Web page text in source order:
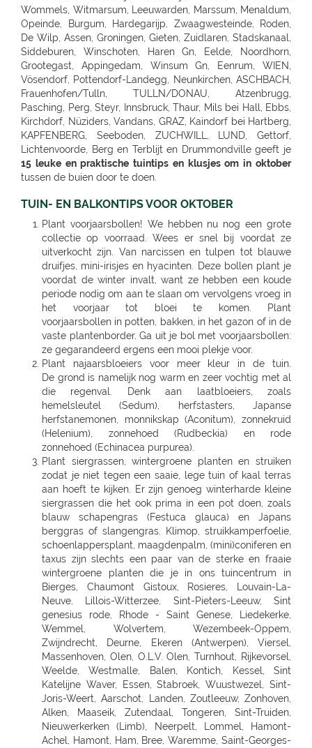
15 leuke en praktische tuintips en klusjes om in oktober
tussen de buien door te doen.
TUIN- EN BALKONTIPS VOOR OKTOBER
Plant voorjaarsbollen! We hebben nu nog een grote
collectie op voorraad. Wees er snel bij voordat ze
uitverkocht zijn. Van narcissen en tulpen tot blauwe
druifjes, mini-irisjes en hyacinten. Deze bollen plant je
voordat de winter invalt, want ze hebben een koude
periode nodig om aan te slaan om vervolgens vroeg in
het voorjaar tot bloei te komen. Plant
voorjaarsbollen in potten, bakken, in het gazon of in de
vaste plantenborder. Ga uit je bol met voorjaarsbollen:
ze gegarandeerd ergens een mooi plekje voor.
Plant najaarsbloeiers voor meer kleur in de tuin.
De grond is namelijk nog warm en zeer vochtig met al
die regenval. Denk aan laatbloeiers, zoals
hemelsleutel (Sedum), herfstasters, Japanse
herfstanemonen, monnikskap (Aconitum), zonnekruid
(Helenium), zonnehoed (Rudbeckia) en rode
zonnehoed (Echinacea purpurea).
Plant siergrassen, wintergroene planten en struiken zodat je niet tegen een saaie, lege tuin of kaal terras aan hoeft te kijken. Er zijn genoeg winterharde kleine siergrassen die het ook prima in een pot doen, zoals blauw schapengras (Festuca glauca) en Japans berggras of slangengras. Klimop, struikkamperfoelie, schoenlappersplant, maagdenpalm, (mini)coniferen en taxus zijn slechts een paar van de sterke en fraaie wintergroene planten die je in ons tuincentrum in Bierges, Chaumont Gistoux, Rosieres, Louvain-La-Neuve, Lillois-Witterzee, Sint-Pieters-Leeuw, Sint genesius rode, Rhode - Saint Genese, Liedekerke, Wemmel, Wolvertem, Wezembeek-Oppem, Zwijndrecht, Deurne, Ekeren (Antwerpen), Viersel, Massenhoven, Olen, O.L.V. Olen, Turnhout, Rijkevorsel, Weelde, Westmalle, Balen, Kontich, Kessel, Sint Katelijne Waver, Essen, Stabroek, Wuustwezel, Sint-Joris-Weert, Aarschot, Landen, Zoutleeuw, Zonhoven, Alken, Maaseik, Zutendaal, Tongeren, Sint-Truiden, Nieuwerkerken (Limb), Neerpelt, Lommel, Hamont-Achel, Hamont, Ham, Bree, Waremme, Saint-Georges-Sur-Meuse, Dalhem, Herbesthal (Lontzen), Butgenbach, Saint-Vith, Malmedy, Gembloux, Tamines, Naninne, Montignies Sur Sambre, Gozee, Beho Gouvy, Breuvanne, Aubange, Soignies, Carnieres, Chapelle-Lez-Herlaimont, Tournai, Barry (Tournai), Ath, Oostkamp, Sint-Andries, Sint-Andries Brugge, Gistel, Zwevegem, Wevelgem, Ruiselede, Ardooie, Lendelede, Dadizele, St Jan Ieper, Rekkem, Sint Niklaas, Beveren-Waas, Ninove, Meerbeke, BRAKEL, Zingem Huise, Deinze, Aalter, Lovendegem, Maldegem, Dresden - Gompitz, Dresden, SCHÖNFELD-WEIßIG, RADEBEUL, Radeberg, Ottendorf-Okrilla, MEISSEN, FREITAL, Bannewitz, PIRNA, KAMENZ, SENFTENBERG, LAUCHHAMMER, BAUTZEN, LÖBAU, EBERSBACH, ZITTAU, GÖRLITZ, Niesky, HOYERSWERDA, COTTBUS, SPREMBERG, FORST, LUBBENAU, Massen-Finsterwalde, Finsterwalde, LEIPZIG, Leipzig Plagwitz, LEIPZIG-ENGELSDORF, Erfurt-Schmira, MARKKLEEBERG, GRIMMA, DÖBELN, OSCHATZ, Bennewitz, TORGAU, HERZBERG, HALLE, HALLE-TROTHA, HALLE SILBERHÖHE, MERSEBURG, BERNBURG / SAALE, QUEDLINBURG, Naumburg, WEISSENFELS, GRAEFENHAINICHEN, Rosslau, LUTHERST. WITTENBERG, Jessen / Elster, SAALFELD, PÖßNECK, JENA, ZWICKAU, RODEWISCH, ZWONITZ, SCHWARZENBERG, GLAUCHAU, MEERANE, REICHENBACH, CHEMNITZ, RÖHRSDORF (CHEMNITZ), ANNABERG-BUCHHOLZ, MARIENBERG, FREIBERG, BERLIN-FRIEDRICHSHAIN, Berlin-Lichtenberg, Berlin, BERLIN-NEUKÖLLN, BERLIN-PANKOW, BERLIN-REINICKENDORF, Berlin-Dahlem, POTSDAM-BORNIM, POTSDAM, TELTOW, STAHNSDORF, DALLGOW-DÖBERITZ, RATHENOW, BRANDENBURG, Luckenwalde, FRANKFURT/ODER, SEELOW, STRAUSBERG, DAHLWITZ-HOPPEGARTEN, FUERSTENWALDE, WILDAU, Rangsdorf, EISENHUTTENSTADT, Schorfheide OT Finowfurt, BAD FREIENWALDE, SCHWEDT, BERNAU, BORGSDORF, Zehdenick, NEURUPPIN, NEUBRANDENBURG, Waren, Neustrelitz, Prenzlau, Pasewalk, Torgelow, GREIFSWALD, NEUENKIRCHEN, ROSTOCK-LUETTENKLEIN, ROSTOCK, BENTWISCH, Barth, SCHWERIN, Hagenow, Boizenburg, PARCHIM, Hamburg, HAMBURG-HARBURG, SEEVETAL (HITTFELD), BUCHHOLZ, Luneburg-Rettmer, Adendorf, WINSEN/LUHE, GEESTHACHT, GLINDE, BUXTEHUDE, STADE, OTTERNDORF, Gallin, BRAAK, HAMBURG-SASEL, NORDERSTEDT, SCHENEFELD, TANGSTEDT, LUBECK, Groß Grönau, Scharbeutz-Gronenberg, Eutin, MALENTE-KRUMMSEE, Neustadt/Holstein, Burg auf Fehmarn, BAD OLDESLOE, ALT-MOLLN, Ratzeburg, WISMAR, Gägelow, Hammoor, KIEL, GETTORF, HEIKENDORF, NEUMÜNSTER, HENSTEDT-ULZBURG, BORDESHOLM, NORTORF, HOHENWESTEDT, RENDSBURG, BÖKLUND, Handewitt, MEYN, ELMSHORN, UETERSEN, RELLINGEN, HALSTENBEK, Hasloh, HEIST, ITZEHOE, HEILIGENSTEDTEN, HEIDE, HUSUM, TONNING, GARDING, Niebüll, LECK, OLDENBURG, Bad Zwischenahn, Friesoythe, Wilhelmshaven, ESENS, HAGE, MARIENHAFE, AURICH, LEER, Rhauderfehn, SULLINGEN, Verden - Hönisch, KIRCHLINTELN-ARMSEN, Hoya, ROTENBURG, Scheeßel, ZEVEN, BREMERVÖRDE, CUXHAVEN, BREMERHAVEN, GEESTLAND LANGEN, OSTERHOLZ-SCHARMBECK, RITTERHUDE-IHLPOHL, Ritterhude-Platjenwerbe, Ganderkesee, Wildeshausen, DOETLINGEN, Bremen, Bremen-Vahr, BREMEN-BLUMENTHAL, STUHR, STUBE-SECKENHAUSEN, Stuhr-Varrel, Achim, Syke, Lilienthal, OTTERSBERG-POSTHAUSEN, CELLE, WITTINGEN, SALZWEDEL, LUCHOW, Dannenberg, UELZEN, BAD BEVENSEN, SOLTAU, Munster, Bomlitz, Hannover, GARBSEN, LAATZEN, BARSINGHAUSEN, WEDEMARK-BISSENDORF, Altwarmbüchen, Isernhagen-Kirchhorst, RONNENBERG, HEMMINGEN, Gehrden, ALFELD/LEINE, Alfeld, HILDESHEIM, SARSTEDT, PEINE, LEHRTE OT ARPKE, LEHRTE, Burgdorf, WUNSTDORF, NEUSTADT, NIENBURG/WESER, Uchte, LEESE, STADTHAGEN, BUCKEBURG, HAMELN, Springe, HESSICH OLDENDORF, HERFORD, BAD SALZUFLEN, BÜNDE, ESPELKAMP, MINDEN, PORTA WESTFALICA, LÖHNE, HÜLLHORST, LEMGO, DETMOLD, Paderborn, PADERBORN-SCHLOSS NEUHAUS, DELBRÜCK, GÜTERSLOH, RHEDA-WIEDENBRÜCK, BIELEFELD, Bielefeld-Gadderbaum, KASSEL, KASSEL-WALDAU, KASSEL-NORDHAUSEN, BAUNATAL, Hofgeismar, WARBURG, MARSBERG, Korbach, KNÜLLWALD-REMSFELD, Schwalmstadt-Treysa, MARBURG, Gladenbach, Kirchhain, Grünberg, GIEßEN, Buseck, BUTZBACH, WETZLAR, FULDA, BEBRA, BAD HERSFELD, GÖTTINGEN, Duderstadt, NORTHEIM, ESCHWEGE, OSTERODE, EINBECK, Holzminden, HÖXTER, BEVERUNGEN, BRAUNSCHWEIG-RÜNINGEN, WOLFENBÜTTEL, HELMSTEDT, Melsungen, WOLFSBURG, WOLFSBURG-HATTORF, GIFHORN, GOSLAR, SEESEN, WERNIGERODE, MAGDEBURG, ZERBST, BURG, Genthin, HALDENSLEBEN, Oschersleben, STENDAL, GARDELEGEN, Düsseldorf, DÜSSELDORF-BENRATH, Meerbusch-IIverich, MEERBUSCH, LANGENFELD, RATINGEN, MÖNCHENGLADBACH, KORSCHENBROICH, VIERSEN, ERKELENZ, Hückelhoven, VELBERT, SOLINGEN, REMSCHEID, Dortmund, CASTROP-RAUXEL, BOCHUM, MÜLHEIM, HATTINGEN, RECKLINGHAUSEN, MARL, BOTTROP, Bottrop, DORSTEN, BORKEN, BOCHOLT, Wesel, VOERDE, Duisburg - Wanheimerort, Duisburg-Kasslerfeld, Duisburg, DUISBURG, Moers-Schwafheim, KREFELD, WARENDORF, Dülmen, RHEINE, Billerbeck, GEORGSMARIENHÜTTE, BELM, MELLE, VECHTA, Vechta, Visbek, IBBENBÜREN, Ibbenbüren, LENGERICH, BRAMSCHE-ENGTER, CLOPPENBURG, MEPPEN, Haselünne, Wesseling, Köln, KÖLN (JUNKERSDORF), KOLN-DELLBRUCK, BERGISCH GLADBACH, RÖSRATH, GUMMERSBACH, JÜLICH, Bonn, MECKENHEIM, ALFTER-OEDEKOVEN, Alfter, RHEINBACH, Sinzig, KÖNIGSWINTER, ST.AUGUSTIN-BIRLINGHOVEN, Troisdorf, EUSKIRCHEN, MECHERNICH-KOMMERN, Zülpich-ülpenich, KALL, Wasserliesch, MAINZ-HECHTSHEIM, Alzey, Nieder-Olm, SIMMERN, Idar-Oberstein, Nastätten, MAYEN, NETHPHEN-DIES-TIEFENBACH, LENNESTADT, HAGEN, HAGEN-HASPE, SCHWERTE, WITTEN, LÜDENSCHEID, ISERLOHN, MENDEN, AHLEN, Luedingshausen, UNNA, Soest, ARNSBERG, FRANKFURT AM MAIN (KELBACH), FRANKFURT, FRANKFURT-SCHWANHEIM, BAD VILBEL, NIDDERAU, FRIEDBERG, USINGEN, BAD HOMBURG, FRIEDRICHSDORF, Oberursel, OFFENBACH, RODGAU, DREIEICH, RÖDERMARK, HANAU, BAD SODEN - SALMUNSTER, GLAUBURG, ASCHAFFENBURG, ALZENAU, MOMBRIS, Stockstadt, ELSENFELD, MILTENBERG, DARMSTADT, Pfungstadt, Groß Gerau, MORFELDEN-WALLDORF, BENSHEIM, HEPPENHEIM, DIEBURG, GROß UMSTADT, WIESBADEN-BIEBRICH, Wiesbaden, Ruesselsheim, IDSTEIN, DIEZ, Kelkheim, Frankfurt am Main, St. Ingbert, MERZIG-BALLERN, LANDSTUHL, Bad Duerkheim, GRÜNSTADT, KAISERSLAUTERN, MANNHEIM, HEIDELBERG, WIESLOCH, Weinheim, STUTTGART 40 (ZUFFENHAUSEN), STUTTGART (DEGERLOCH), FELLBACH, LEINFELDEN-ECHTERDING, SINDELFINGEN, HERRENBERG, LEONBERG, LEONBERG 1, Ditzingen, Weil der Stadt, RUTESHEIM, Winnenden, BACKNANG, Murrhardt, LUDWIGSBURG, VAIHINGEN-ENZ, MÖGLINGEN, TUBINGEN, Mössingen, NAGOLD, Altensteig, BALINGEN, HECHINGEN, SIGMARINGEN, METZINGEN, BAD URACH, REUTLINGEN, PFULLINGEN, GOEPPINGEN, KIRCHHEIM/TECK, KIRCHHEIM / TECK, GEISLINGEN, AALEN, ELLWANGEN, SCHWABISCH GMUEND, SCHWÄBISCH GMÜND, SCHORNDORF, ESSLINGEN, HEILBRONN, NECKARSULM, WEINSBERG, WIDDERN, BIETIGHEIM-BISSINGEN, BRACKENHEIM, LAUFFEN, HESSIGHEIM, Gaildorf, SCHWABISCH HALL, ÖHRINGEN, BUCHEN, Bad Rappenau, BRETTEN, PFORZHEIM, KARLSRUHE GRÖTZINGEN, SINZHEIM, BRUCHSAL, LANDAU, OFFENBURG, KEHL, Bühl, LAHR, SINGEN, HILZINGEN, KONSTANZ, INSEL MAINAU, ROTTWEIL, FREIBURG, BREISACH, Ehrenkirchen, EMMENDINGEN, RHEINFELDEN, SCHOPFHEIM, WEHR-BRENNET, BAD SÄCKINGEN, WALDSHUT-TIENGEN, Klettgau, Wutöschingen-Schwerzen, München, MUENCHEN, MÜNCHEN 60 (OBERMENZING), Muenchen-Daglfing, UNTERHACHING, GERMERING, BUCHENDORF-GAUTING, GAUTING, OLCHING-GEISELBULLACH, Planegg-Martinsried, FÜRSTENFELDBRUCK, STARNBERG, WEILHEIM, PENZBERG, PEISSENBERG, MURNAU, WOLFRATSHAUSEN, BRUCKMÜHL, RAUBLING-PFRAUNDORF, STEPHANSKIRCHEN, TRAUNSTEIN, TRAUNREUT, FREILASSING, PIDING, WASSERBURG, BAD TOLZ, MIESBACH, LANDSHUT, DINGOLFING, VILSBIBURG, ECHING/WEIXERAU, PFARRKIRCHEN, SIMBACH, Dorfen, WALDKRAIBURG, BURGHAUSEN, DACHAU, PFAFFENHOFEN, FREISING, Moosburg, ECHING, ERDING, HAAR, POING, PARSDORF, KIRCHSEEON, Brunnthal, UNTERFÖHRING, KRUMBACH, STADTBERGEN, MERING, AICHACH-ECKNACH, DOUNAUWORTH, NEUBURG, WERTINGEN, NÖRDLINGEN, BUCHLOE, SCHWABMÜNCHEN, Klosterlechfeld, LANDSBERG AM LECH, Dießen am Ammersee, SCHONGAU, KEMPTEN, IMMENSTADT, KAUFBEUREN, MARKTOBERDORF, FUSSEN, MAUERSTETTEN, MEMMINGEN, MINDELHEIM, FRIEDRICHSHAFEN, Lindau, RAVENSBURG, WANGEN, Wilhelmsdorf, Grünkraut, Leutkirch, BAD SAULGAU, BIBERACH, Pfullendorf, Überlingen, MARKDORF, LANGENAU-ALBECK, NEU-ULM, ILLERTISSEN, WEISSENHORN, GÜNZBURG, JETTINGEN-SCHEPPACH, DILLINGEN, EHINGEN, Munderkingen, NÜRNBERG, ECKENTAL, ROTHENBACH, SCHWARZENBRUCK, PUSCHENDORF, FÜRTH, ERLANGEN, SCHWABACH, Roth, GREDING, LAUF AN DER PEGNITZ, Hersbruck, HOHENSTADT/POMMELSB., PEGNITZ, FORCHHEIM, HOCHSTADT/AISCH, Hemhofen, BAD WINDSHEIM, DIESPECK, ANSBACH, ROTHENBURG, DINKELSBÜHL, NEUENDETTELSAU, GUNZENHAUSEN, WEISSENBURG, AMBERG, SULZBACH-ROSENBERG, NEUMARKT, SCHWANDORF, OBERFICHTACH, WEIDEN, PRESSATH, BURGLENGENFELD, Nittenau, POLLENRIED, ABENSBERG, CHAM, Willmering, PASSAU, WALDKIRCHEN, DEGGENDORF, GRAFENAU, SELB, NAILA, BINDLACH, MARKTREDWITZ, BAMBERG, Hirschaid, LICHTENFELS, KRONACH, COBURG, WÜRZBURG, UFFENHEIM, HAßFURT, BAD NEUSTADT, KARLSTADT, Frammersbach, Bad Mergentheim, MEININGEN, ERFURT, Rottendorf, Apolda, SÖMMERDA, SONDERSHAUSEN, NORDHAUSEN, EISENACH, Gotha-Schwabhausen, AMMERN BEI MÜHLHAUSEN, LLOFRIU (GIRONA), Harju maakond, BARENTIN, BOURG EN BRESSE, BELLEGARDE, ORNEX, PREVESSIN-MOENS, VIRIAT, ST GENIS POUILLY, LAON, FAYET, SAINT QUENTIN, SOISSONS, BLESMES, CHARMEIL, DO